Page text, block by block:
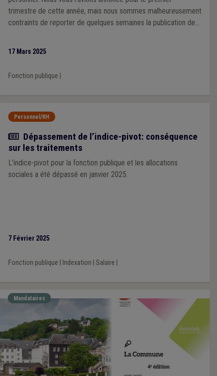
trimestre de cette année, mais nous sommes malheureusement
contraints de reporter de quelques semaines la publication de
17 Mars 2025
Fonction publique
Personnel/RH
Actualité
Dépassement de l’indice-pivot: conséquence
sur les traitements
L’indice-pivot pour la fonction publique et les allocations
sociales a été dépassé en janvier 2025.
7 Février 2025
Fonction publique Indexation Salaire
Mandataires